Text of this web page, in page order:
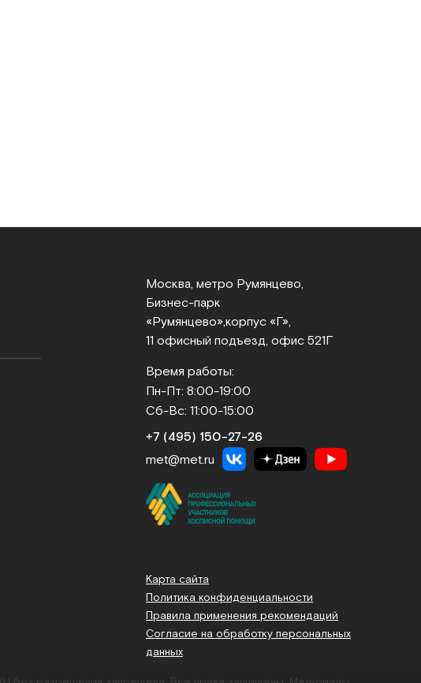
Москва, метро Румянцево,
Бизнес‑парк
«Румянцево», корпус «Г»,
11 офисный подъезд, офис 521Г
Время работы:
Пн-Пт: 8:00-19:00
Сб-Вс: 11:00-15:00
+7 (495) 150‑27‑26
met@met.ru
Карта сайта
Политика конфиденциальности
Правила применения рекомендаций
Согласие на обработку персональных
данных